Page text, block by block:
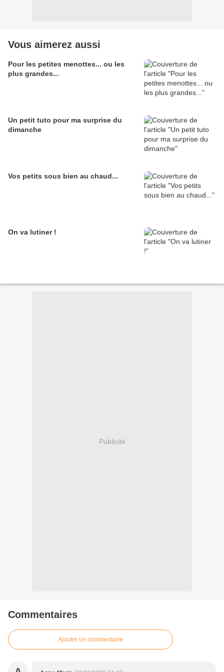
Vous aimerez aussi
Pour les petites menottes... ou les
plus grandes...
Un petit tuto pour ma surprise du
dimanche
Vos petits sous bien au chaud...
On va lutiner !
Publicité
Commentaires
Ajouter un commentaire